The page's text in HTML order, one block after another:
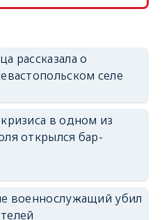
erid: 2SDnjdPjgYS
рассказала о
селе
в одном из
открылся бар-
военнослужащий убил